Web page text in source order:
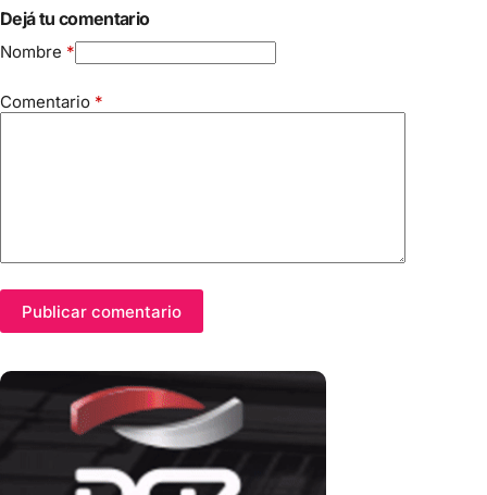
Dejá tu comentario
Nombre *
Comentario *
Publicar comentario